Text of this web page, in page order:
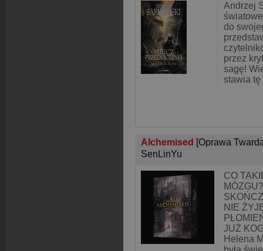
Andrzej
do
przez
sagę!
stawia tę
Alchemised [Oprawa
SenLinYu
CO
NIE
JUŻ
Helena